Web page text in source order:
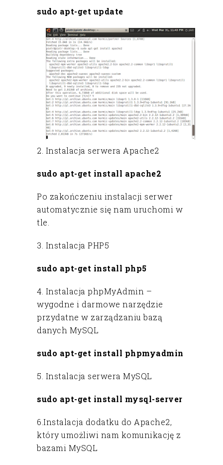
sudo apt-get update
2. Instalacja serwera Apache2
sudo apt-get install apache2
Po zakończeniu instalacji serwer
automatycznie się nam uruchomi w
tle.
3. Instalacja PHP5
sudo apt-get install php5
4. Instalacja phpMyAdmin –
wygodne i darmowe narzędzie
przydatne w zarządzaniu bazą
danych MySQL
sudo apt-get install phpmyadmin
5. Instalacja serwera MySQL
sudo apt-get install mysql-server
6.Instalacja dodatku do Apache2,
który umożliwi nam komunikację z
bazami MySQL